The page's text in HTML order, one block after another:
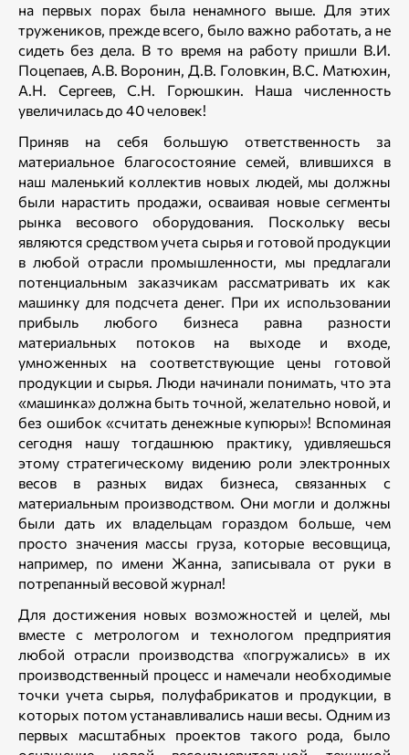
на первых порах была ненамного выше. Для этих
тружеников, прежде всего, было важно работать, а не
сидеть без дела. В то время на работу пришли В.И.
Поцепаев, А.В. Воронин, Д.В. Головкин, В.С. Матюхин,
А.Н. Сергеев, С.Н. Горюшкин. Наша численность
увеличилась до 40 человек!
Приняв на себя большую ответственность за
материальное благосостояние семей, влившихся в
наш маленький коллектив новых людей, мы должны
были нарастить продажи, осваивая новые сегменты
рынка весового оборудования. Поскольку весы
являются средством учета сырья и готовой продукции
в любой отрасли промышленности, мы предлагали
потенциальным заказчикам рассматривать их как
машинку для подсчета денег. При их использовании
прибыль любого бизнеса равна разности
материальных потоков на выходе и входе,
умноженных на соответствующие цены готовой
продукции и сырья. Люди начинали понимать, что эта
«машинка» должна быть точной, желательно новой, и
без ошибок «считать денежные купюры»! Вспоминая
сегодня нашу тогдашнюю практику, удивляешься
этому стратегическому видению роли электронных
весов в разных видах бизнеса, связанных с
материальным производством. Они могли и должны
были дать их владельцам гораздом больше, чем
просто значения массы груза, которые весовщица,
например, по имени Жанна, записывала от руки в
потрепанный весовой журнал!
Для достижения новых возможностей и целей, мы
вместе с метрологом и технологом предприятия
любой отрасли производства «погружались» в их
производственный процесс и намечали необходимые
точки учета сырья, полуфабрикатов и продукции, в
которых потом устанавливались наши весы. Одним из
первых масштабных проектов такого рода, было